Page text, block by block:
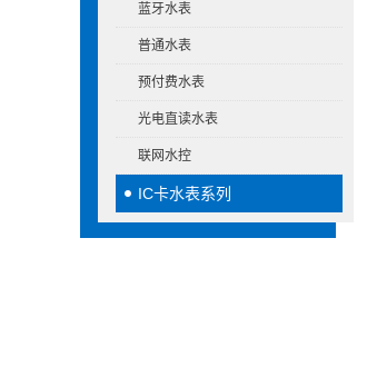
蓝牙水表
普通水表
预付费水表
光电直读水表
联网水控
IC卡水表系列